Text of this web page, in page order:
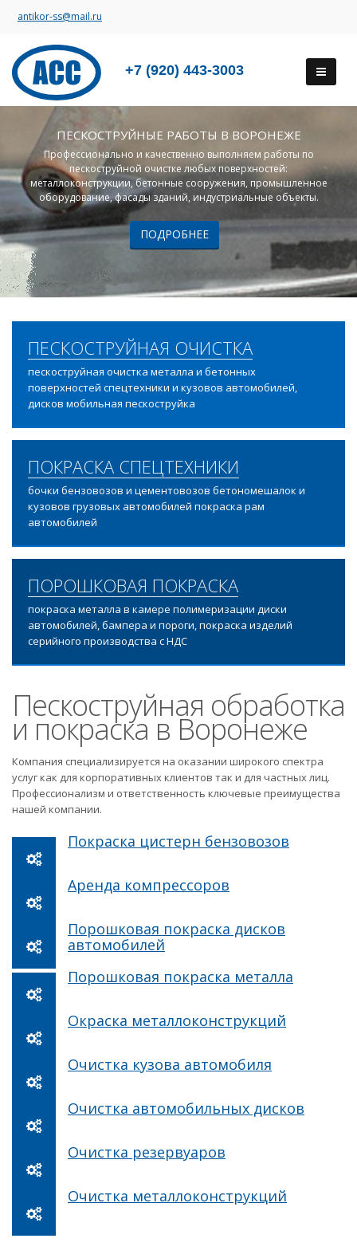
antikor-ss@mail.ru
+7 (920) 443-3003
ПЕСКОСТРУЙНЫЕ РАБОТЫ В ВОРОНЕЖЕ
Профессионально и качественно выполняем работы по
пескоструйной очистке любых поверхностей:
металлоконструкции, бетонные сооружения, промышленное
оборудование, фасады зданий, индустриальные объекты.
ПОДРОБНЕЕ
ПЕСКОСТРУЙНАЯ ОЧИСТКА
пескоструйная очистка металла и бетонных
поверхностей спецтехники и кузовов автомобилей,
дисков мобильная пескоструйка
ПОКРАСКА СПЕЦТЕХНИКИ
бочки бензовозов и цементовозов бетономешалок и
кузовов грузовых автомобилей покраска рам
автомобилей
ПОРОШКОВАЯ ПОКРАСКА
покраска металла в камере полимеризации диски
автомобилей, бампера и пороги, покраска изделий
серийного производства с НДС
Пескоструйная обработка
и покраска в Воронеже
Компания специализируется на оказании широкого спектра
услуг как для корпоративных клиентов так и для частных лиц.
Профессионализм и ответственность ключевые преимущества
нашей компании.
Покраска цистерн бензовозов
Аренда компрессоров
Порошковая покраска дисков
автомобилей
Порошковая покраска металла
Окраска металлоконструкций
Очистка кузова автомобиля
Очистка автомобильных дисков
Очистка резервуаров
Очистка металлоконструкций